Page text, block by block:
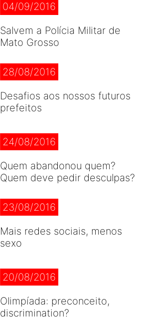
04/09/2016
Salvem a Polícia Militar de
Mato Grosso
28/08/2016
Desafios aos nossos futuros
prefeitos
24/08/2016
Quem abandonou quem?
Quem deve pedir desculpas?
23/08/2016
Mais redes sociais, menos
sexo
20/08/2016
Olimpíada: preconceito,
discrimination?